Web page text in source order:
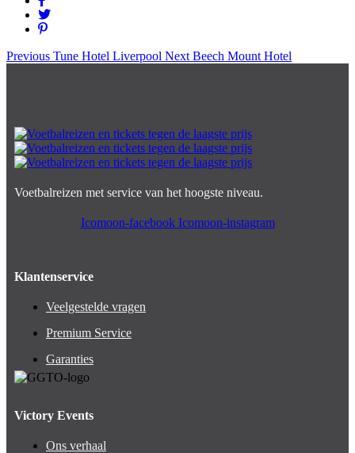
Previous Tune Hotel Liverpool Next Beech Mount Hotel
Voetbalreizen met service van het hoogste niveau.
Icomoon-facebook Icomoon-instagram
Klantenservice
Veelgestelde vragen
Premium Service
Garanties
Victory Events
Ons verhaal